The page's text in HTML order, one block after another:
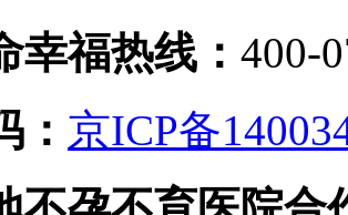
幸福热线： 400-
： 京ICP备